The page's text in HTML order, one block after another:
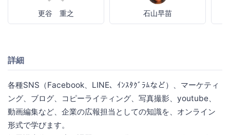
更谷 重之 石山早苗
詳細
各種SNS（Facebook、LINE、ｲﾝｽﾀｸﾞﾗﾑなど）、マーケティ
ング、ブログ、コピーライティング、写真撮影、youtube、
動画編集など、企業の広報担当としての知識を、オンライン
形式で学びます。